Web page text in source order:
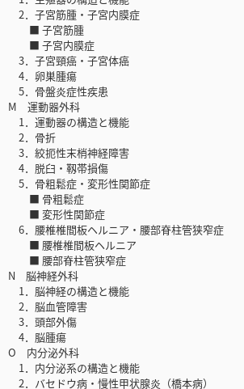
2．子宮筋腫・子宮内膜症
■ 子宮筋腫
■ 子宮内膜症
3．子宮頸癌・子宮体癌
4．卵巣腫瘍
5．骨盤炎症性疾患
M 運動器外科
1．運動器の構造と機能
2．骨折
3．絞扼性末梢神経障害
4．脱臼・靱帯損傷
5．骨粗鬆症・変形性関節症
■ 骨粗鬆症
■ 変形性関節症
6．腰椎椎間板ヘルニア・腰部脊柱管狭窄症
■ 腰椎椎間板ヘルニア
■ 腰部脊柱管狭窄症
N 脳神経外科
1．脳神経の構造と機能
2．脳血管障害
3．頭部外傷
4．脳腫瘍
O 内分泌外科
1．内分泌系の構造と機能
2．バセドウ病・慢性甲状腺炎（橋本病）